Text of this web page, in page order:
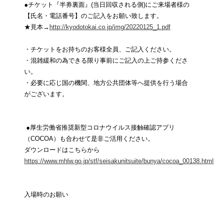
●チケット『半券裏面』(当日回収される側)にご来場者様の
【氏名・電話番号】のご記入をお願い致します。
★見本→ http://kyodotokai.co.jp/img/20220125_1.pdf
・チケットをお持ちのお客様全員、ご記入ください。
・混雑緩和の為できる限り事前にご記入の上ご持参くださ
い。
・必要に応じ国の機関、地方公共団体等へ提供を行う場合
がございます。
●厚生労働省推奨新型コロナウイルス接触確認アプリ
（COCOA）も合わせて是非ご活用ください。
ダウンロードはこちらから
https://www.mhlw.go.jp/stf/seisakunitsuite/bunya/cocoa_00138.html
入場時のお願い